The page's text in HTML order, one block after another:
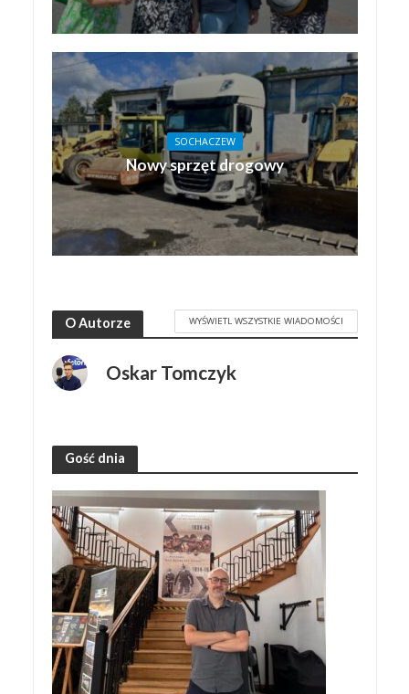
SOCHACZEW
Nowy sprzęt drogowy
O Autorze WYŚWIETL WSZYSTKIE WIADOMOŚCI
Oskar Tomczyk
Gość dnia